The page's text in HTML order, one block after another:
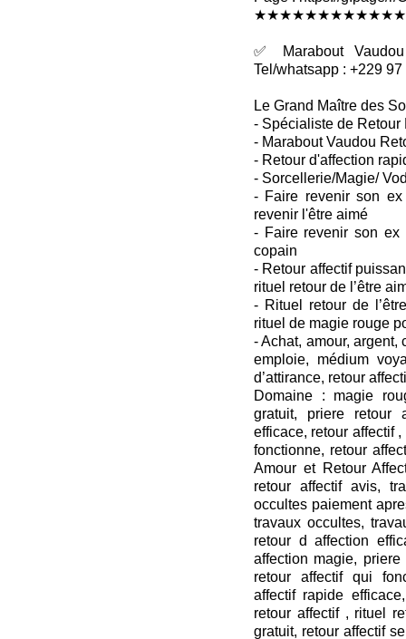
✅ Marabout
Tel/whatsapp : +229
Le Grand Maître des
- Spécialiste de Retour
- Marabout Vaudou
- Retour d'affection
- Sorcellerie/Magie/
- Faire revenir son
revenir l'être aimé
- Faire revenir son ex
copain
- Retour affectif
rituel retour de l’être
- Rituel retour de
rituel de magie rouge
- Achat, amour,
emploie, médium
d’attirance, retour
Domaine : magie
gratuit, priere retour
efficace, retour affectif
fonctionne, retour
Amour et Retour
retour affectif avis,
occultes paiement
travaux occultes,
retour d affection
affection magie,
retour affectif qui
affectif rapide
retour affectif , rituel
gratuit, retour affectif